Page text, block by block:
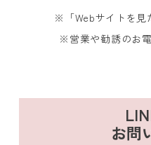
※「Webサイトを見
※営業や勧誘のお
お問